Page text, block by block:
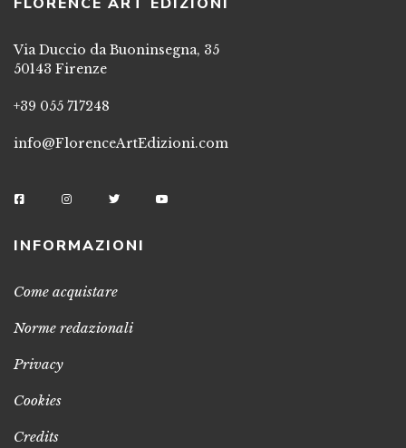
Via Duccio da Buoninsegna, 35
50143 Firenze
+39 055 717248
info@FlorenceArtEdizioni.com
INFORMAZIONI
Come acquistare
Norme redazionali
Privacy
Cookies
Credits